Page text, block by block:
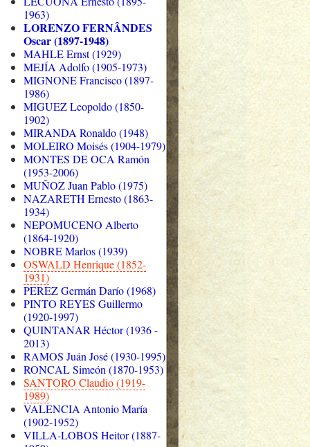
1963)
LORENZO FERNÂNDES
Oscar (1897-1948)
MAHLE Ernst (1929)
MEJÍA Adolfo (1905-1973)
MIGNONE Francisco (1897-
1986)
MIGUEZ Leopoldo (1850-
1902)
MIRANDA Ronaldo (1948)
MOLEIRO Moisés (1904-1979)
MONTES DE OCA Ramón
(1953-2006)
MUÑOZ Juan Pablo (1975)
NAZARETH Ernesto (1863-
1934)
NEPOMUCENO Alberto
(1864-1920)
NOBRE Marlos (1939)
OSWALD Henrique (1852-
1931)
PEREZ Germán Darío (1968)
PINTO REYES Guillermo
(1920-1997)
QUINTANAR Héctor (1936 -
2013)
RAMOS Juán José (1930-1995)
RONCAL Simeón (1870-1953)
SANTORO Claudio (1919-
1989)
VALENCIA Antonio María
(1902-1952)
VILLA-LOBOS Heitor (1887-